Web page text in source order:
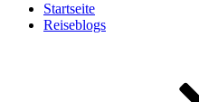
Startseite
Reiseblogs